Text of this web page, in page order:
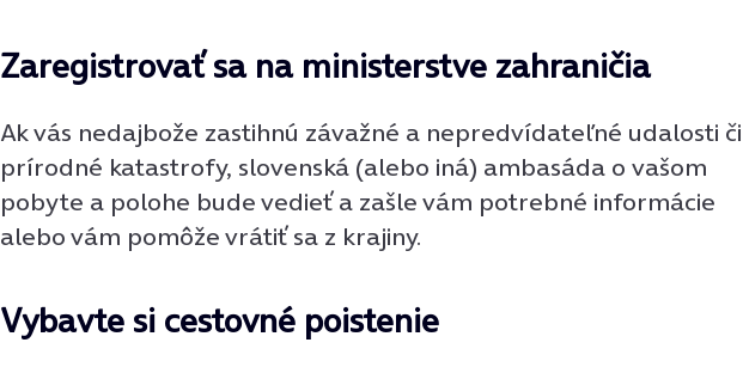
Zaregistrovať sa na ministerstve zahraničia
Ak vás nedajbože zastihnú závažné a nepredvídateľné udalosti či
prírodné katastrofy, slovenská (alebo iná) ambasáda o vašom
pobyte a polohe bude vedieť a zašle vám potrebné informácie
alebo vám pomôže vrátiť sa z krajiny.
Vybavte si cestovné poistenie